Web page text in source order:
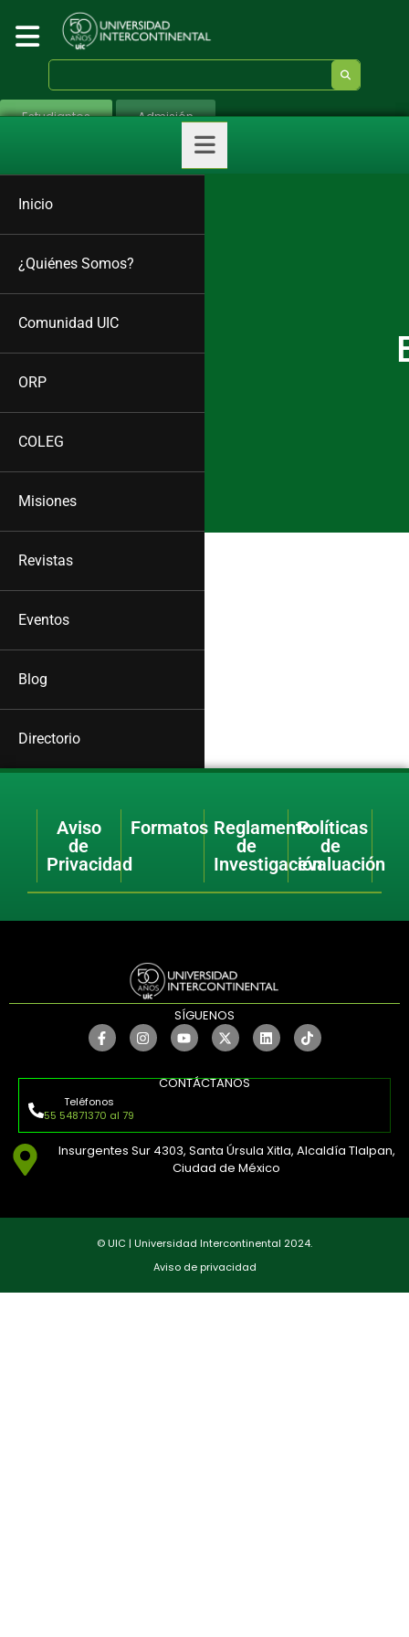
Estudiantes Admisión
Inicio
¿Quiénes Somos?
Comunidad UIC
ORP
COLEG
Misiones
Revistas
Eventos
Blog
Directorio
Aviso
de
Privacidad
Formatos Reglamento
de
Investigación
Políticas
de
evaluación
SÍGUENOS
CONTÁCTANOS
Teléfonos
55 54871370 al 79
Insurgentes Sur 4303, Santa Úrsula Xitla, Alcaldía Tlalpan,
Ciudad de México
© UIC | Universidad Intercontinental 2024.
Aviso de privacidad